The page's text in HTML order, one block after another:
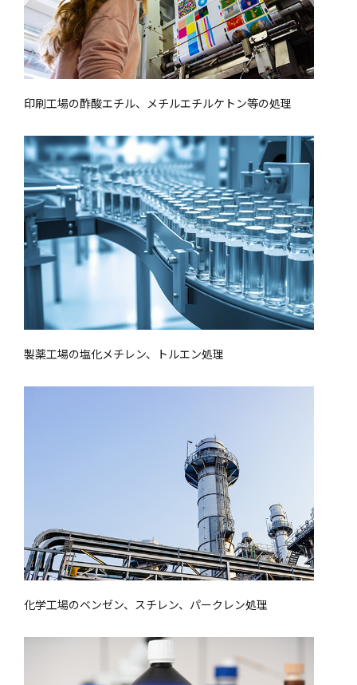
印刷工場の酢酸エチル、メチルエチルケトン等の処理
製薬工場の塩化メチレン、トルエン処理
化学工場のベンゼン、スチレン、パークレン処理